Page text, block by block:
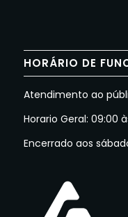
HORÁRIO DE
Atendimento ao
Horario Geral: 09:00
Encerrado aos